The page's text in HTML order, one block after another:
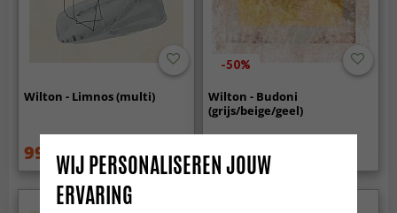
Wilton - Limnos (multi)
99.99 € 129.99 €
-50%
Wilton - Budoni
(grijs/beige/geel)
94.99 €
WIJ PERSONALISEREN JOUW
ERVARING